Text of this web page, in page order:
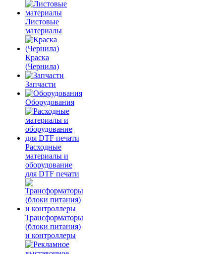
Листовые
материалы
Краска
(Чернила)
Запчасти
Оборудования
Расходные
материалы и
оборудование
для DTF печати
Трансформаторы
(блоки питания)
и контроллеры